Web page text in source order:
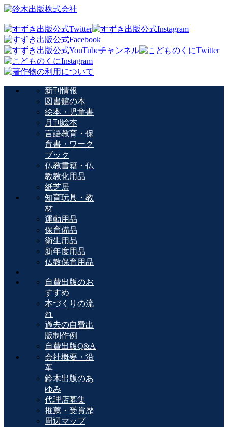
新刊情報
図書館の本
絵本・児童書
月刊絵本
言語教育・保
育書・ワーク
ブック
仏教書籍・仏
教教化用品
紙芝居
知育玩具・教
材
運動用品
保育備品
衛生用品
新年度用品
仏教保育用品
自費出版のお
すすめ
本づくりの流
れ
過去の自費出
版制作例
自費出版Q&A
会社概要・沿
革
鈴木出版のあ
ゆみ
代理店募集
推薦・受賞歴
周辺マップ